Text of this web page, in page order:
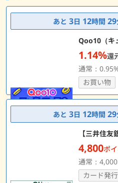
あと 3日 12時間 29
Qoo10（キ
1.14%還
通常：
お買い物
あと 3日 12時間 29
【三井住
4,800ポ
通常：
カード発行